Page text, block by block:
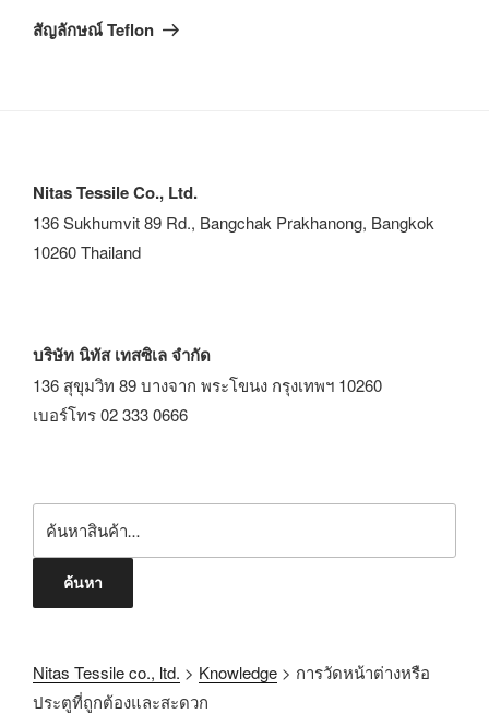
สัญลักษณ์ Teflon
Nitas Tessile Co., Ltd.
136 Sukhumvit 89 Rd., Bangchak Prakhanong, Bangkok
10260 Thailand
บริษัท นิทัส เทสซิเล จำกัด
136 สุขุมวิท 89 บางจาก พระโขนง กรุงเทพฯ 10260
เบอร์โทร 02 333 0666
ค้นหา
Nitas Tessile co., ltd. > Knowledge > การวัดหน้าต่างหรือ
ประตูที่ถูกต้องและสะดวก